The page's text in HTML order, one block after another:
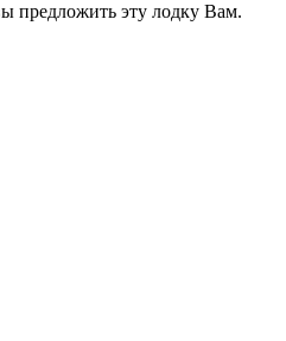
предложить эту лодку Вам.